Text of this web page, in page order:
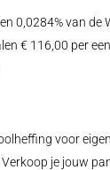
0,0284% van de
€ 116,00 per
voor
je jouw